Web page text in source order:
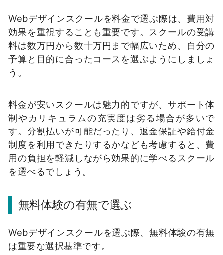
Webデザインスクールを料金で選ぶ際は、費用対
効果を重視することも重要です。スクールの受講
料は数万円から数十万円まで幅広いため、自分の
予算と目的に合ったコースを選ぶようにしましょ
う。
料金が安いスクールは魅力的ですが、サポート体
制やカリキュラムの充実度は劣る場合が多いで
す。分割払いが可能だったり、返金保証や給付金
制度を利用できたりするかなども考慮すると、費
用の負担を軽減しながら効果的に学べるスクール
を選べるでしょう。
無料体験の有無で選ぶ
Webデザインスクールを選ぶ際、無料体験の有無
は重要な選択基準です。